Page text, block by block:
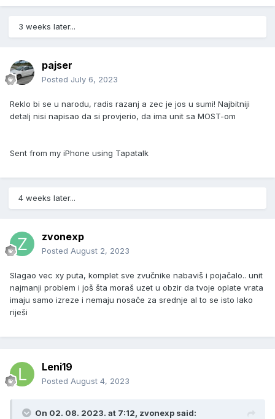
3 weeks later...
pajser
Posted July 6, 2023
Reklo bi se u narodu, radis razanj a zec je jos u sumi! Najbitniji
detalj nisi napisao da si provjerio, da ima unit sa MOST-om
Sent from my iPhone using Tapatalk
4 weeks later...
zvonexp
Posted August 2, 2023
Slagao vec xy puta, komplet sve zvučnike nabaviš i pojačalo.. unit
najmanji problem i još šta moraš uzet u obzir da tvoje oplate vrata
imaju samo izreze i nemaju nosače za srednje al to se isto lako
riješi
Leni19
Posted August 4, 2023
On 02. 08. 2023. at 7:12, zvonexp said: